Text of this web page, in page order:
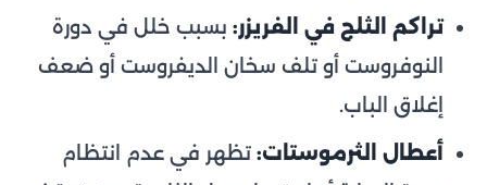
تراكم الثلج في الفريزر: بسبب خلل في دورة
النوفروست أو تلف سخان الديفروست أو ضعف
إغلاق الباب.
أعطال الثرموستات: تظهر في عدم انتظام